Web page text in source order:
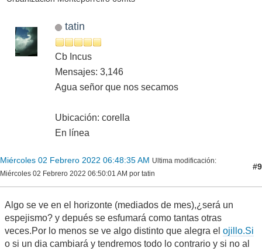
tatin
Cb Incus
Mensajes: 3,146
Agua señor que nos secamos
Ubicación: corella
En línea
Miércoles 02 Febrero 2022 06:48:35 AM Ultima modificación:
Miércoles 02 Febrero 2022 06:50:01 AM por tatin
#9
Algo se ve en el horizonte (mediados de mes),¿será un
espejismo? y depués se esfumará como tantas otras
veces.Por lo menos se ve algo distinto que alegra el ojillo.Si
o si un dia cambiará y tendremos todo lo contrario y si no al